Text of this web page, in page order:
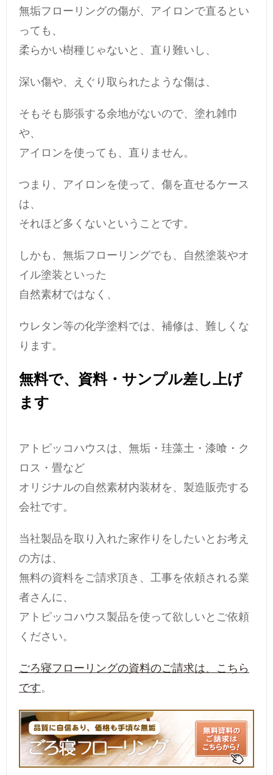
無垢フローリングの傷が、アイロンで直るとい
っても、
柔らかい樹種じゃないと、直り難いし、
深い傷や、えぐり取られたような傷は、
そもそも膨張する余地がないので、塗れ雑巾
や、
アイロンを使っても、直りません。
つまり、アイロンを使って、傷を直せるケース
は、
それほど多くないということです。
しかも、無垢フローリングでも、自然塗装やオ
イル塗装といった
自然素材ではなく、
ウレタン等の化学塗料では、補修は、難しくな
ります。
無料で、資料・サンプル差し上げ
ます
アトピッコハウスは、無垢・珪藻土・漆喰・ク
ロス・畳など
オリジナルの自然素材内装材を、製造販売する
会社です。
当社製品を取り入れた家作りをしたいとお考え
の方は、
無料の資料をご請求頂き、工事を依頼される業
者さんに、
アトピッコハウス製品を使って欲しいとご依頼
ください。
ごろ寝フローリングの資料のご請求は、こちら
です。